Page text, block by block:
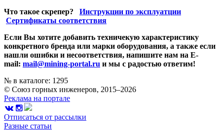
Что такое скрепер? Инструкции по эксплуатции
Сертификаты соответствия
Если Вы хотите добавить техничекую характеристику
конкретного бренда или марки оборудования, а также если
нашли ошибки и несоответствия, напишите нам на E-
mail: mail@mining-portal.ru и мы с радостью ответим!
№ в каталоге: 1295
© Союз горных инженеров, 2015–2026
Реклама на портале
Отписаться от рассылки
Разные статьи